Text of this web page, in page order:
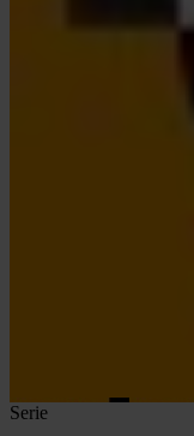
Serie